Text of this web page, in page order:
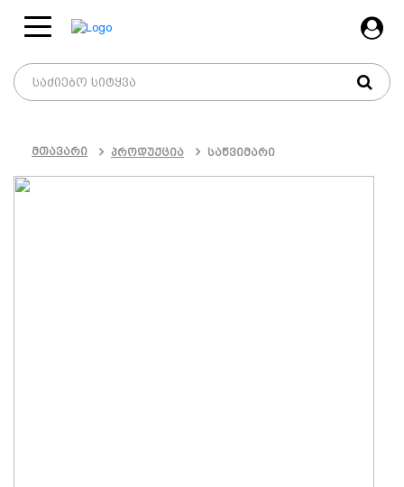
მთავარი პროდუქცია საწვიმარი